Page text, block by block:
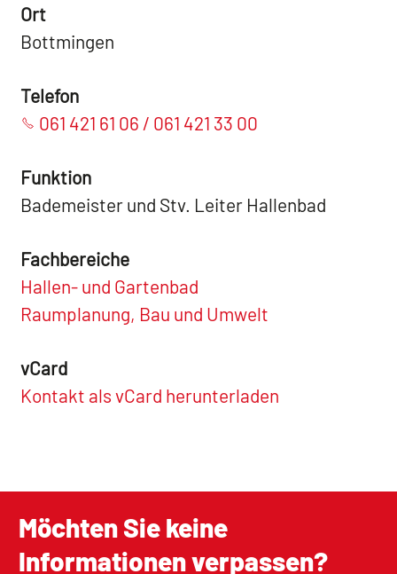
Ort
Bottmingen
Telefon
061 421 61 06 / 061 421 33 00
Funktion
Bademeister und Stv. Leiter Hallenbad
Fachbereiche
Hallen- und Gartenbad
Raumplanung, Bau und Umwelt
vCard
Kontakt als vCard herunterladen
Möchten Sie keine
Informationen verpassen?